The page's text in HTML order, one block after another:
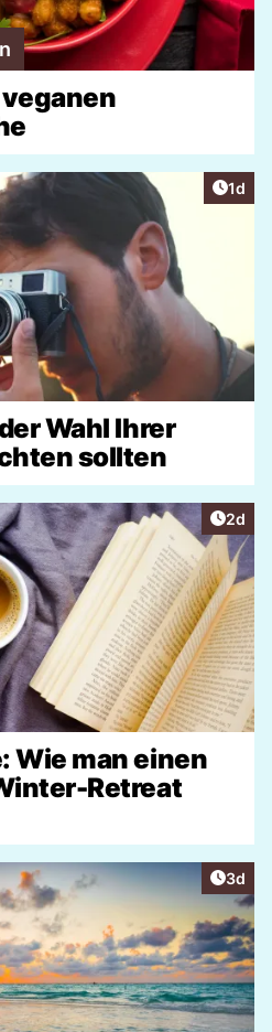
1d
Wahl Ihrer
sollten
2d
Wie man einen
Retreat
3d